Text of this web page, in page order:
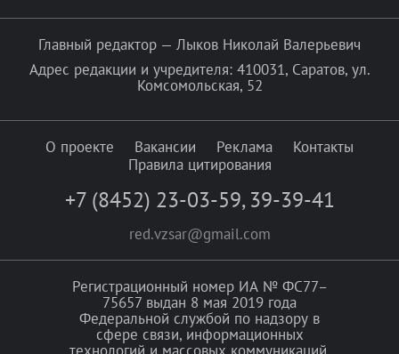
Главный редактор — Лыков Николай Валерьевич
Адрес редакции и учредителя: 410031, Саратов, ул.
Комсомольская, 52
О проекте Вакансии Реклама
Контакты
Правила цитирования
+7 (8452) 23-03-59, 39-39-41
red.vzsar@gmail.com
Регистрационный номер ИА № ФС77–
75657 выдан 8 мая 2019 года
Федеральной службой по надзору в
сфере связи, информационных